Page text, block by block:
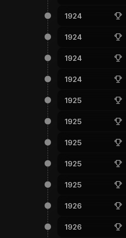
1924
1924
1924
1924
1925
1925
1925
1925
1925
1926
1926